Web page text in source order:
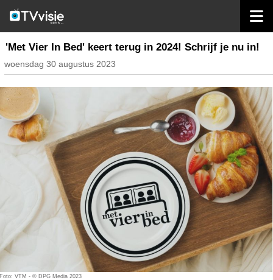
nieuws belgië
'Met Vier In Bed' keert terug in 2024! Schrijf je nu in!
woensdag 30 augustus 2023
Foto: VTM - © DPG Media 2023